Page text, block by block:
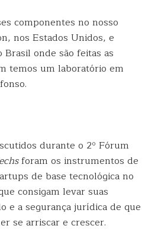
componentes no nosso
nos Estados Unidos, e
onde são feitas as
temos um laboratório em
durante o 2º Fórum
foram os instrumentos de
de base tecnológica no
consigam levar suas
e a segurança jurídica de que
se arriscar e crescer.